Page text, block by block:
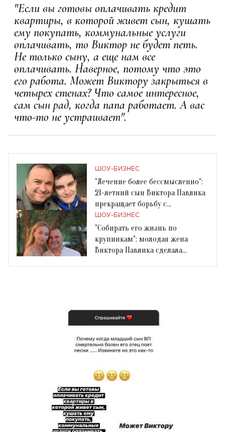
"Если вы готовы оплачивать кредит
квартиры, в которой живет сын, кушать
ему покупать, коммунальные услуги
оплачивать, то Виктор не будет петь.
Не только сыну, а еще нам все
оплачивать. Наверное, потому что это
его работа. Может Виктору закрыться в
четырех стенах? Что самое интересное,
сам сын рад, когда папа работает. А вас
что-то не устраивает".
ШОУ-БИЗНЕС
"Лечение более бессмысленно":
21-летний сын Виктора Павлика
прекращает борьбу с
онкологией
ШОУ-БИЗНЕС
"Собирать его жизнь по
крупинкам": молодая жена
Виктора Павлика сделала